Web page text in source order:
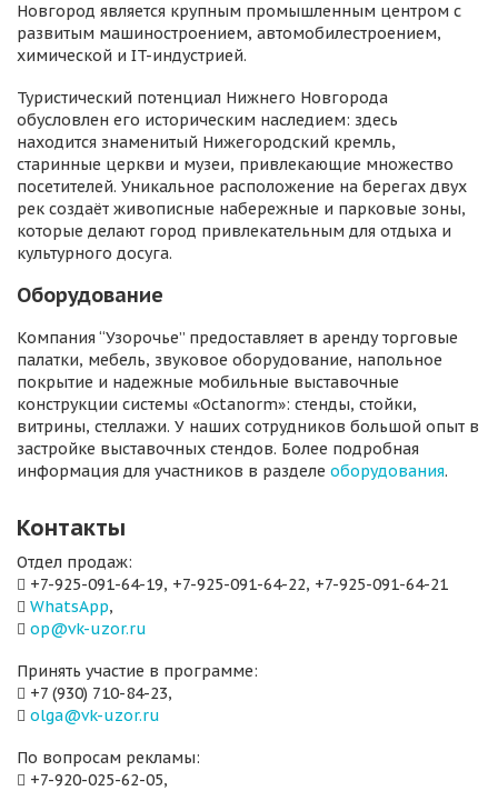
Новгород является крупным промышленным центром с
развитым машиностроением, автомобилестроением,
химической и IT-индустрией.
Туристический потенциал Нижнего Новгорода
обусловлен его историческим наследием: здесь
находится знаменитый Нижегородский кремль,
старинные церкви и музеи, привлекающие множество
посетителей. Уникальное расположение на берегах двух
рек создаёт живописные набережные и парковые зоны,
которые делают город привлекательным для отдыха и
культурного досуга.
Оборудование
Компания “Узорочье” предоставляет в аренду торговые
палатки, мебель, звуковое оборудование, напольное
покрытие и надежные мобильные выставочные
конструкции системы «Octanorm»: стенды, стойки,
витрины, стеллажи. У наших сотрудников большой опыт в
застройке выставочных стендов. Более подробная
информация для участников в разделе оборудования.
Контакты
Отдел продаж:
+7-925-091-64-19, +7-925-091-64-22, +7-925-091-64-21
WhatsApp,
op@vk-uzor.ru
Принять участие в программе:
+7 (930) 710-84-23,
olga@vk-uzor.ru
По вопросам рекламы:
+7-920-025-62-05,